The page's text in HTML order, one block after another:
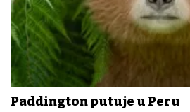
Paddington putuje u Peru